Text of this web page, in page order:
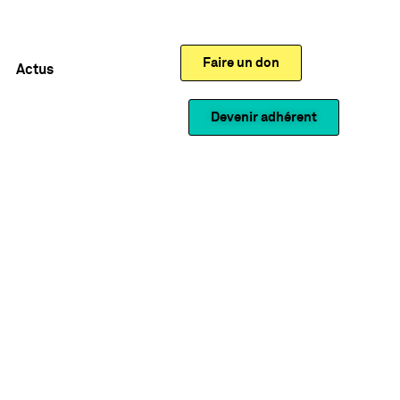
Actus Faire un don
Devenir adhérent